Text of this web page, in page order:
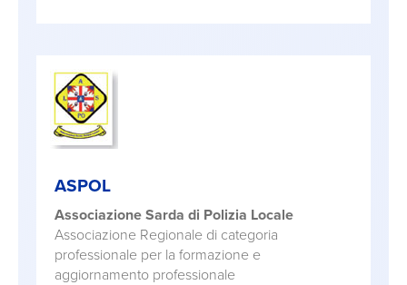
ASPOL
Associazione Sarda di Polizia Locale
Associazione Regionale di categoria
professionale per la formazione e
aggiornamento professionale